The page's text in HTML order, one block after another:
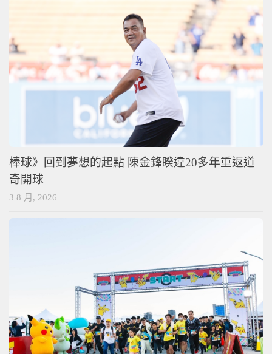
棒球》回到夢想的起點 陳金鋒睽違20多年重返道
奇開球
3 8 月, 2026